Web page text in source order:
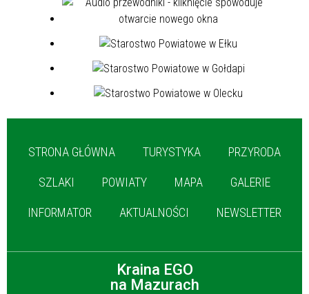
STRONA GŁÓWNA TURYSTYKA PRZYRODA
SZLAKI POWIATY MAPA GALERIE
INFORMATOR AKTUALNOŚCI NEWSLETTER
Kraina EGO
na Mazurach